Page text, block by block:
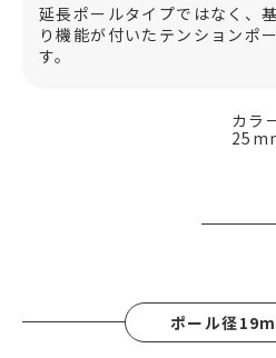
延長ポールタイプではなく、
り機能が付いたテンションポ
す。
カラ
ポール径